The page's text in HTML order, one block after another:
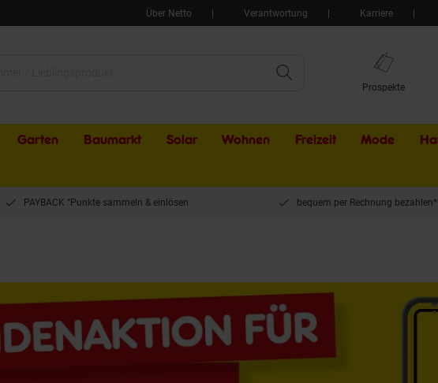
Über Netto Verantwortung Karriere
Prospekte
Garten Baumarkt Solar Wohnen Freizeit Mode
PAYBACK °Punkte sammeln & einlösen bequem per Rechnung